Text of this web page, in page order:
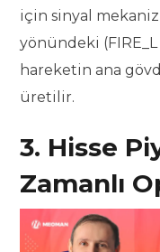
için sinyal
yönündeki (FIRE_L
hareketin ana
üretilir.
3. Hisse
Zamanlı